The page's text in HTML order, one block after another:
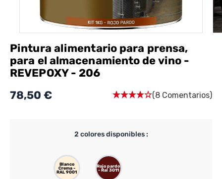
Pintura alimentario para prensa,
para el almacenamiento de vino -
REVEPOXY - 206
78,50 €
(8 Comentarios)
2 colores disponibles :
Blanco
Crema -
RAL 9001
Rojo pardo
- Ral 3011